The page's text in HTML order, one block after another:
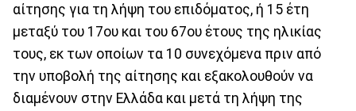
αίτησης για τη λήψη του επιδόματος, ή 15 έτη
μεταξύ του 17ου και του 67ου έτους της ηλικίας
τους, εκ των οποίων τα 10 συνεχόμενα πριν από
την υποβολή της αίτησης και εξακολουθούν να
διαμένουν στην Ελλάδα και μετά τη λήψη της